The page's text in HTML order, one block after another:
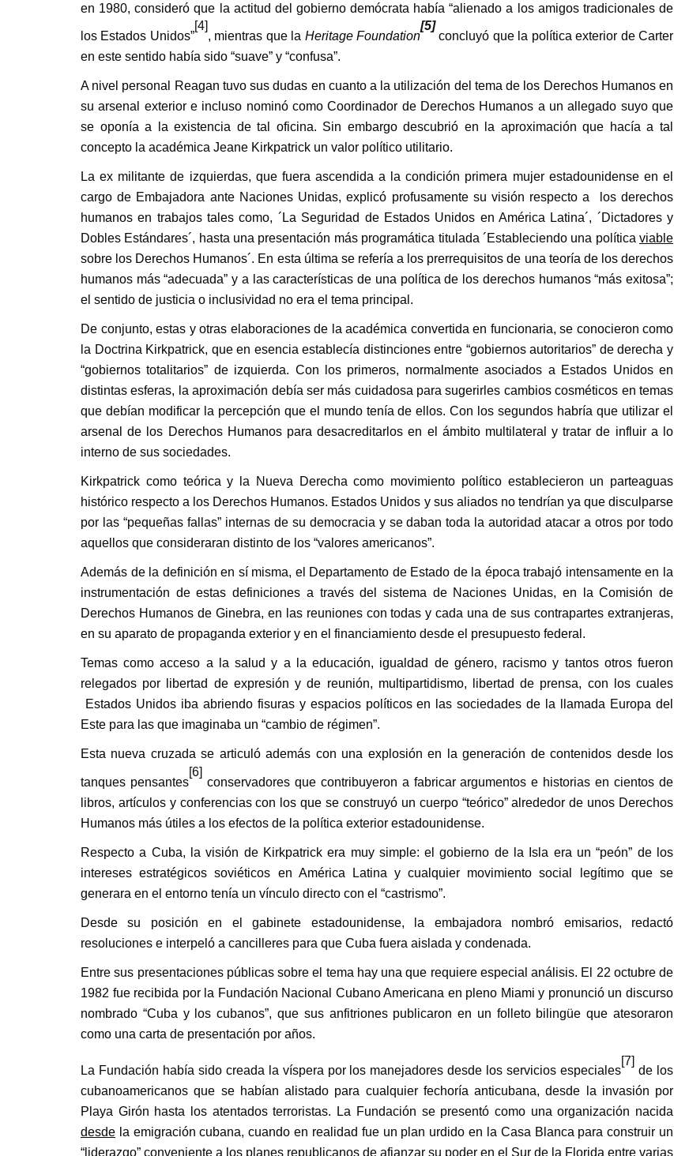
en 1980, consideró que la actitud del gobierno demócrata había “alienado a los amigos tradicionales de
los Estados Unidos”
[4]
, mientras que la Heritage Foundation
[5]
concluyó que la política exterior de Carter
en este sentido había sido “suave” y “confusa”.
A nivel personal Reagan tuvo sus dudas en cuanto a la utilización del tema de los Derechos Humanos en
su arsenal exterior e incluso nominó como Coordinador de Derechos Humanos a un allegado suyo que
se oponía a la existencia de tal oficina. Sin embargo descubrió en la aproximación que hacía a tal
concepto la académica Jeane Kirkpatrick un valor político utilitario.
La ex militante de izquierdas, que fuera ascendida a la condición primera mujer estadounidense en el
cargo de Embajadora ante Naciones Unidas, explicó profusamente su visión respecto a los derechos
humanos en trabajos tales como, ´La Seguridad de Estados Unidos en América Latina´, ´Dictadores y
Dobles Estándares´, hasta una presentación más programática titulada ´Estableciendo una política viable
sobre los Derechos Humanos´. En esta última se refería a los prerrequisitos de una teoría de los derechos
humanos más “adecuada” y a las características de una política de los derechos humanos “más exitosa”;
el sentido de justicia o inclusividad no era el tema principal.
De conjunto, estas y otras elaboraciones de la académica convertida en funcionaria, se conocieron como
la Doctrina Kirkpatrick, que en esencia establecía distinciones entre “gobiernos autoritarios” de derecha y
“gobiernos totalitarios” de izquierda. Con los primeros, normalmente asociados a Estados Unidos en
distintas esferas, la aproximación debía ser más cuidadosa para sugerirles cambios cosméticos en temas
que debían modificar la percepción que el mundo tenía de ellos. Con los segundos habría que utilizar el
arsenal de los Derechos Humanos para desacreditarlos en el ámbito multilateral y tratar de influir a lo
interno de sus sociedades.
Kirkpatrick como teórica y la Nueva Derecha como movimiento político establecieron un parteaguas
histórico respecto a los Derechos Humanos. Estados Unidos y sus aliados no tendrían ya que disculparse
por las “pequeñas fallas” internas de su democracia y se daban toda la autoridad atacar a otros por todo
aquellos que consideraran distinto de los “valores americanos”.
Además de la definición en sí misma, el Departamento de Estado de la época trabajó intensamente en la
instrumentación de estas definiciones a través del sistema de Naciones Unidas, en la Comisión de
Derechos Humanos de Ginebra, en las reuniones con todas y cada una de sus contrapartes extranjeras,
en su aparato de propaganda exterior y en el financiamiento desde el presupuesto federal.
Temas como acceso a la salud y a la educación, igualdad de género, racismo y tantos otros fueron
relegados por libertad de expresión y de reunión, multipartidismo, libertad de prensa, con los cuales
Estados Unidos iba abriendo fisuras y espacios políticos en las sociedades de la llamada Europa del
Este para las que imaginaba un “cambio de régimen”.
Esta nueva cruzada se articuló además con una explosión en la generación de contenidos desde los
tanques pensantes
[6]
conservadores que contribuyeron a fabricar argumentos e historias en cientos de
libros, artículos y conferencias con los que se construyó un cuerpo “teórico” alrededor de unos Derechos
Humanos más útiles a los efectos de la política exterior estadounidense.
Respecto a Cuba, la visión de Kirkpatrick era muy simple: el gobierno de la Isla era un “peón” de los
intereses estratégicos soviéticos en América Latina y cualquier movimiento social legítimo que se
generara en el entorno tenía un vínculo directo con el “castrismo”.
Desde su posición en el gabinete estadounidense, la embajadora nombró emisarios, redactó
resoluciones e interpeló a cancilleres para que Cuba fuera aislada y condenada.
Entre sus presentaciones públicas sobre el tema hay una que requiere especial análisis. El 22 octubre de
1982 fue recibida por la Fundación Nacional Cubano Americana en pleno Miami y pronunció un discurso
nombrado “Cuba y los cubanos”, que sus anfitriones publicaron en un folleto bilingüe que atesoraron
como una carta de presentación por años.
La Fundación había sido creada la víspera por los manejadores desde los servicios especiales
[7]
de los
cubanoamericanos que se habían alistado para cualquier fechoría anticubana, desde la invasión por
Playa Girón hasta los atentados terroristas. La Fundación se presentó como una organización nacida
desde la emigración cubana, cuando en realidad fue un plan urdido en la Casa Blanca para construir un
“liderazgo” conveniente a los planes republicanos de afianzar su poder en el Sur de la Florida entre varias